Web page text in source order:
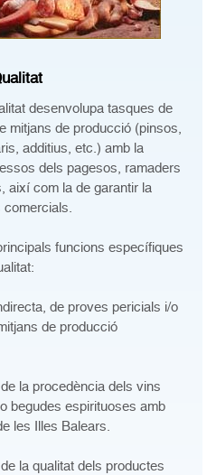
desenvolupa tasques de
mitjans de producció (pinsos,
additius, etc.) amb la
dels pagesos, ramaders
així com la de garantir la
comercials.
funcions específiques
de proves pericials i/o
de producció
la procedència dels vins
begudes espirituoses amb
les Illes Balears.
la qualitat dels productes